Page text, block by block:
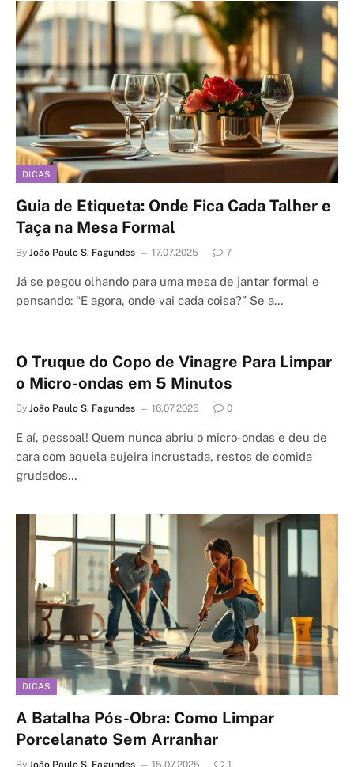
DICAS
Guia de Etiqueta: Onde Fica Cada Talher e
Taça na Mesa Formal
By João Paulo S. Fagundes 17.07.2025 7
Já se pegou olhando para uma mesa de jantar formal e
pensando: “E agora, onde vai cada coisa?” Se a…
O Truque do Copo de Vinagre Para Limpar
o Micro-ondas em 5 Minutos
By João Paulo S. Fagundes 16.07.2025 0
E aí, pessoal! Quem nunca abriu o micro-ondas e deu de
cara com aquela sujeira incrustada, restos de comida
grudados…
DICAS
A Batalha Pós-Obra: Como Limpar
Porcelanato Sem Arranhar
By João Paulo S. Fagundes 15.07.2025 1